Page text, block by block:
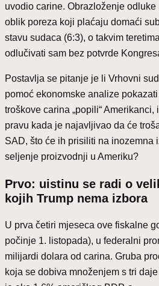
uvodio carine. Obrazloženje
oblik poreza koji plaćaju domaći
stavu sudaca (6:3), o takvim
odlučivati sam bez potvrde
Postavlja se pitanje je li Vrhovni
pomoć ekonomske analize
troškove carina „popili“
pravu kada je najavljivao da će
SAD, što će ih prisiliti na inozemna
seljenje proizvodnji u Ameriku?
Prvo: uistinu se radi o
kojih Trump nema izbora
U prva četiri mjeseca ove fiskalne
počinje 1. listopada), u federalni
milijardi dolara od carina. Gruba
koja se dobiva množenjem s tri